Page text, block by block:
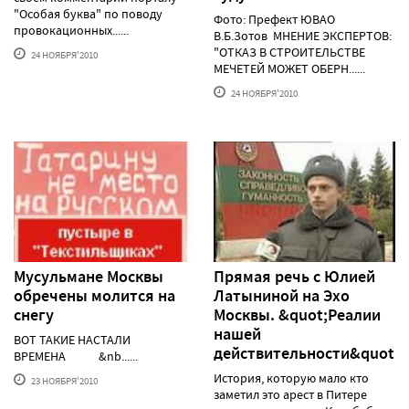
"Особая буква" по поводу
провокационных......
24 НОЯБРЯ'2010
Фото: Префект ЮВАО
В.Б.Зотов МНЕНИЕ ЭКСПЕРТОВ:
"ОТКАЗ В СТРОИТЕЛЬСТВЕ
МЕЧЕТЕЙ МОЖЕТ ОБЕРН......
24 НОЯБРЯ'2010
Мусульмане Москвы
обречены молится на
снегу
ВОТ ТАКИЕ НАСТАЛИ
ВРЕМЕНА &nb......
23 НОЯБРЯ'2010
Прямая речь с Юлией
Латыниной на Эхо
Москвы. &quot;Реалии
нашей
действительности&quot;.
История, которую мало кто
заметил это арест в Питере